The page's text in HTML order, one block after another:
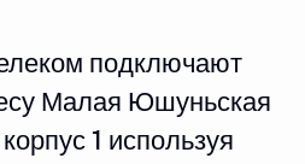
подключают
Малая Юшуньская
1 используя